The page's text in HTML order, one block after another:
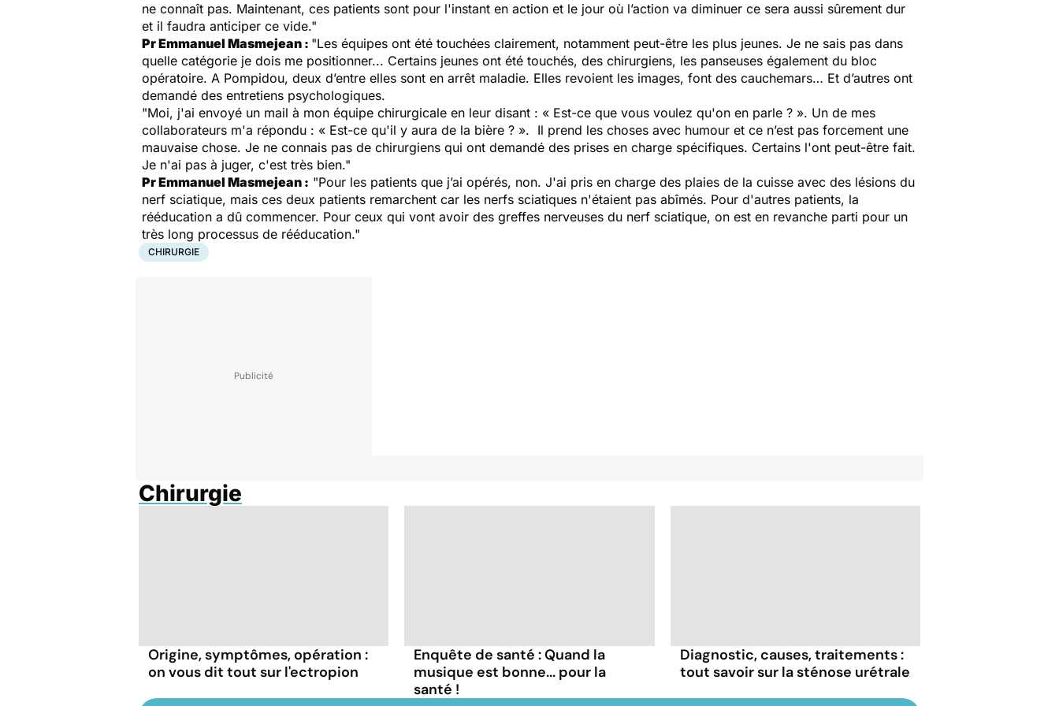
ne connaît pas. Maintenant, ces patients sont pour l'instant en action et le jour où l’action va diminuer ce sera aussi sûrement dur
et il faudra anticiper ce vide."
Pr Emmanuel Masmejean : "Les équipes ont été touchées clairement, notamment peut-être les plus jeunes. Je ne sais pas dans
quelle catégorie je dois me positionner... Certains jeunes ont été touchés, des chirurgiens, les panseuses également du bloc
opératoire. A Pompidou, deux d’entre elles sont en arrêt maladie. Elles revoient les images, font des cauchemars… Et d’autres ont
demandé des entretiens psychologiques.
"Moi, j'ai envoyé un mail à mon équipe chirurgicale en leur disant : « Est-ce que vous voulez qu'on en parle ? ». Un de mes
collaborateurs m'a répondu : « Est-ce qu'il y aura de la bière ? ». Il prend les choses avec humour et ce n’est pas forcement une
mauvaise chose. Je ne connais pas de chirurgiens qui ont demandé des prises en charge spécifiques. Certains l'ont peut-être fait.
Je n'ai pas à juger, c'est très bien."
Pr Emmanuel Masmejean : "Pour les patients que j’ai opérés, non. J'ai pris en charge des plaies de la cuisse avec des lésions du
nerf sciatique, mais ces deux patients remarchent car les nerfs sciatiques n'étaient pas abîmés. Pour d'autres patients, la
rééducation a dû commencer. Pour ceux qui vont avoir des greffes nerveuses du nerf sciatique, on est en revanche parti pour un
très long processus de rééducation."
CHIRURGIE
Chirurgie
Origine, symptômes, opération :
on vous dit tout sur l'ectropion
Enquête de santé : Quand la
musique est bonne... pour la
santé !
Diagnostic, causes, traitements :
tout savoir sur la sténose urétrale